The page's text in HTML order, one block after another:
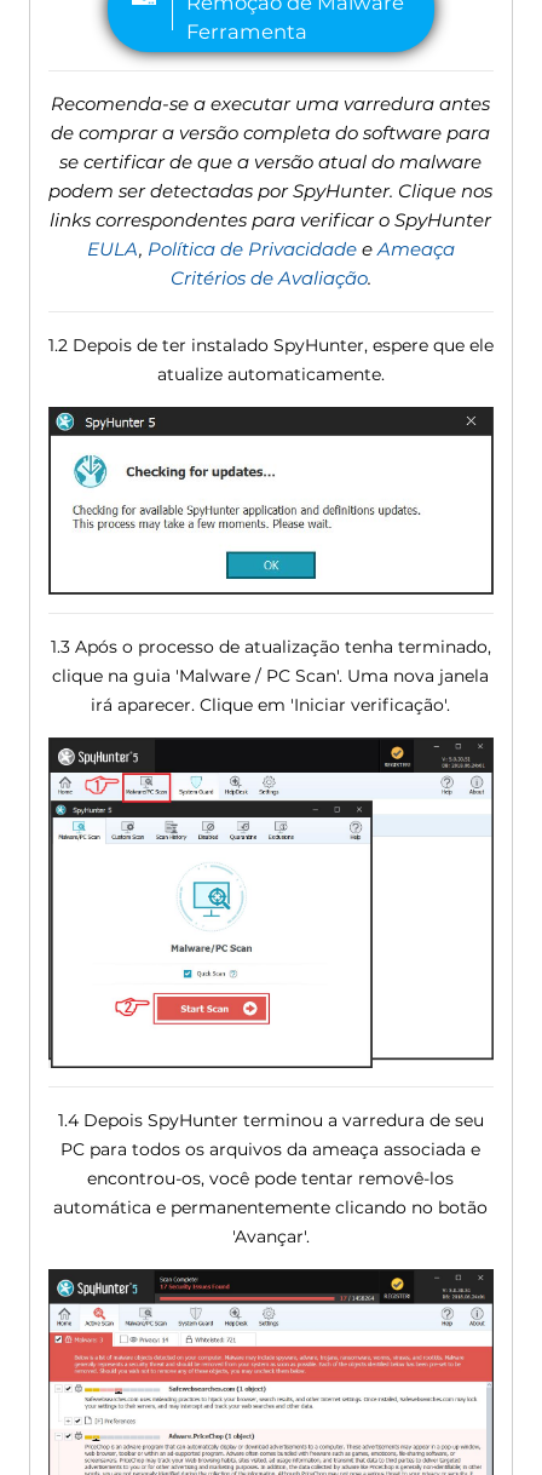
Recomenda-se a executar uma varredura antes
de comprar a versão completa do software para
se certificar de que a versão atual do malware
podem ser detectadas por SpyHunter. Clique nos
links correspondentes para verificar o SpyHunter
EULA, Política de PrivacidadeeAmeaça
Critérios de Avaliação.
1.2 Depois de ter instalado SpyHunter, espere que ele
atualize automaticamente.
1.3 Após o processo de atualização tenha terminado,
clique na guia 'Malware / PC Scan'. Uma nova janela
irá aparecer. Clique em 'Iniciar verificação'.
1.4 Depois SpyHunter terminou a varredura de seu
PC para todos os arquivos da ameaça associada e
encontrou-os, você pode tentar removê-los
automática e permanentemente clicando no botão
'Avançar'.